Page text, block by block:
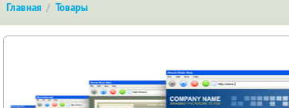
Главная Товары